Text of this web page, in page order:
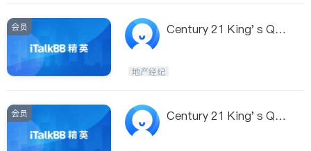
会员
Century 21 King' s Qua
地产经纪
会员
Century 21 King' s Qua